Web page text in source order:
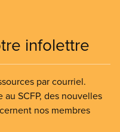
infolettre
par courriel.
au SCFP, des nouvelles
nos membres